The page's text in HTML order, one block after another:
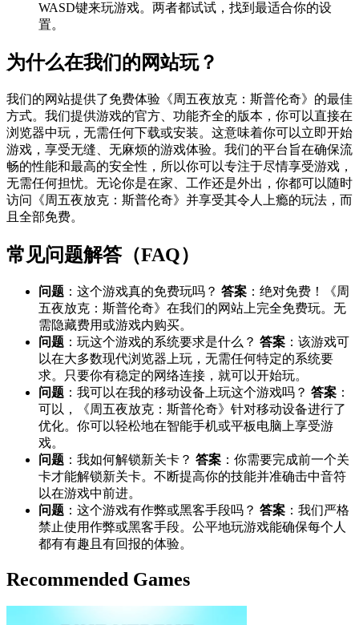
WASD键来玩游戏。两者都试试，找到最适合你的设
置。
为什么在我们的网站玩？
我们的网站提供了免费体验《周五夜放克：斯普伦奇》的最佳
方式。我们提供游戏的官方、功能齐全的版本，你可以直接在
浏览器中玩，无需任何下载或安装。这意味着你可以立即开始
游戏，享受无缝、无麻烦的游戏体验。我们的平台旨在确保流
畅的性能和最高的安全性，所以你可以专注于尽情享受游戏，
无需任何担忧。无论你是在家、工作还是外出，你都可以随时
访问《周五夜放克：斯普伦奇》并享受其令人上瘾的玩法，而
且全部免费。
常见问题解答（FAQ）
问题 ：这个游戏真的免费玩吗？ 答案 ：绝对免费！《周
五夜放克：斯普伦奇》在我们的网站上完全免费玩。无
需隐藏费用或游戏内购买。
问题 ：玩这个游戏的系统要求是什么？ 答案 ：该游戏可
以在大多数现代浏览器上玩，无需任何特定的系统要
求。只要你有稳定的网络连接，就可以开始玩。
问题 ：我可以在我的移动设备上玩这个游戏吗？ 答案 ：
可以，《周五夜放克：斯普伦奇》针对移动设备进行了
优化。你可以轻松地在智能手机或平板电脑上享受游
戏。
问题 ：我如何解锁新关卡？ 答案 ：你需要完成前一个关
卡才能解锁新关卡。不断提高你的技能并准确击中音符
以在游戏中前进。
问题 ：这个游戏有作弊或黑客手段吗？ 答案 ：我们严格
禁止使用作弊或黑客手段。公平地玩游戏能确保每个人
都有有趣且有回报的体验。
Recommended Games